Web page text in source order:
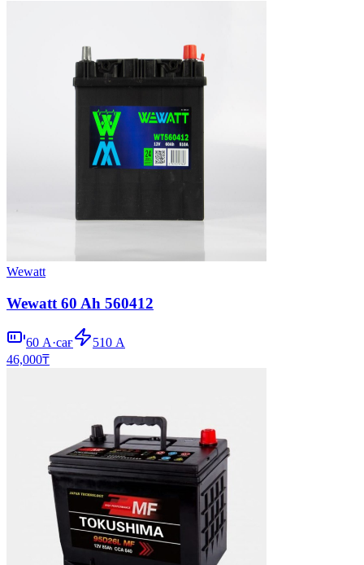
Wewatt
Wewatt 60 Ah 560412
60 А·сағ 510 А
46,000₸